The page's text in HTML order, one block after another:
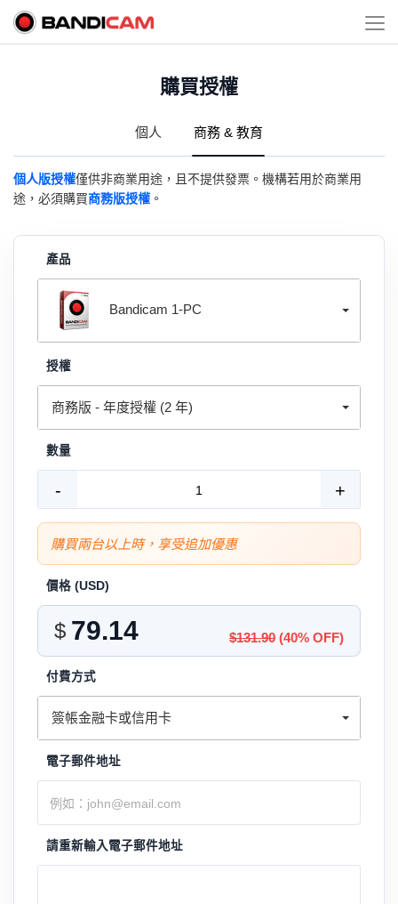
購買授權
個人 商務 & 教育
個人版授權僅供非商業用途，且不提供發票。機構若用於商業用
途，必須購買商務版授權 。
產品
Bandicam 1-PC
授權
商務版 - 年度授權 (2 年)
數量
- +
購買兩台以上時，享受追加優惠
價格 (USD)
$ $131.90 (40% OFF)
付費方式
簽帳金融卡或信用卡
電子郵件地址
請重新輸入電子郵件地址